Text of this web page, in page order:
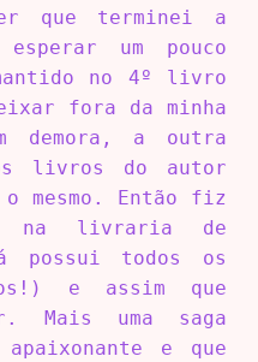
que terminei a
um pouco
no 4º livro
fora da minha
demora, a outra
livros do autor
o mesmo. Então fiz
na livraria de
possui todos os
e assim que
Mais uma saga
e que